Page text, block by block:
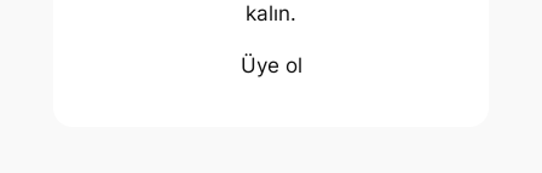
kalın.
Üye ol